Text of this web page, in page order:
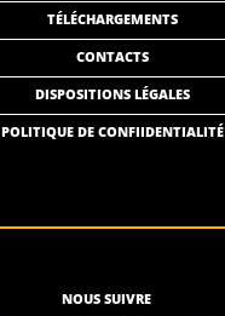
TÉLÉCHARGEMENTS
CONTACTS
DISPOSITIONS LÉGALES
POLITIQUE DE CONFIIDENTIALITÉ
NOUS SUIVRE